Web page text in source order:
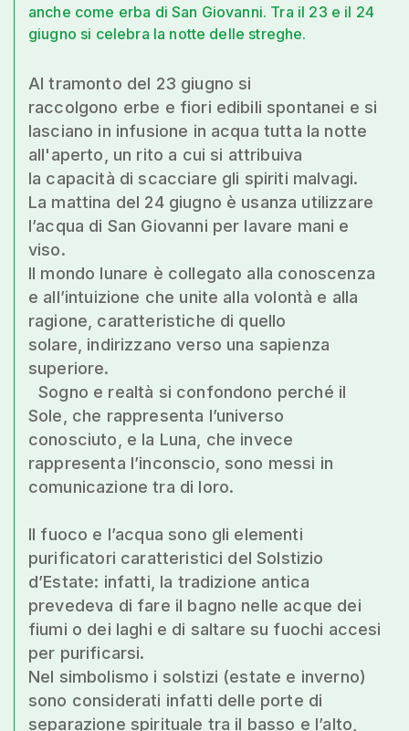
anche come erba di San Giovanni. Tra il 23 e il 24
giugno si celebra la notte delle streghe.
Al tramonto del 23 giugno si
raccolgono erbe e fiori edibili spontanei e si
lasciano in infusione in acqua tutta la notte
all'aperto, un rito a cui si attribuiva
la capacità di scacciare gli spiriti malvagi.
La mattina del 24 giugno è usanza utilizzare
l’acqua di San Giovanni per lavare mani e
viso.
Il mondo lunare è collegato alla conoscenza
e all’intuizione che unite alla volontà e alla
ragione, caratteristiche di quello
solare, indirizzano verso una sapienza
superiore.
Sogno e realtà si confondono perché il
Sole, che rappresenta l’universo
conosciuto, e la Luna, che invece
rappresenta l’inconscio, sono messi in
comunicazione tra di loro.
Il fuoco e l’acqua sono gli elementi
purificatori caratteristici del Solstizio
d’Estate: infatti, la tradizione antica
prevedeva di fare il bagno nelle acque dei
fiumi o dei laghi e di saltare su fuochi accesi
per purificarsi.
Nel simbolismo i solstizi (estate e inverno)
sono considerati infatti delle porte di
separazione spirituale tra il basso e l’alto,